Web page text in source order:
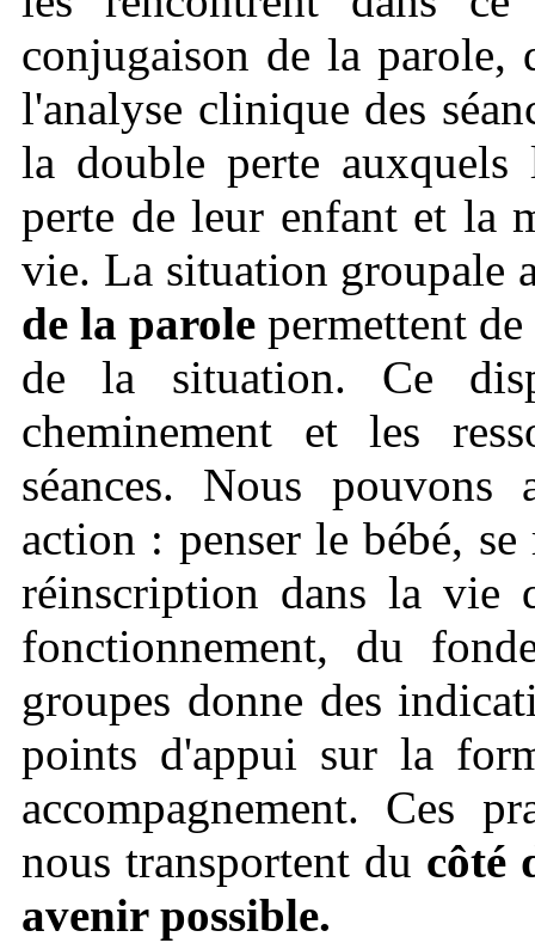
conjugaison de la parole,
l'analyse clinique des
la double perte
perte de leur enfant et la
vie. La situation groupale
de la parole permettent
de la situation. Ce
cheminement et les
séances. Nous
action : penser le bébé,
réinscription dans la vie
fonctionnement, du
groupes donne des
points d'appui sur la
accompagnement. Ces
nous transportent du côté
avenir possible.